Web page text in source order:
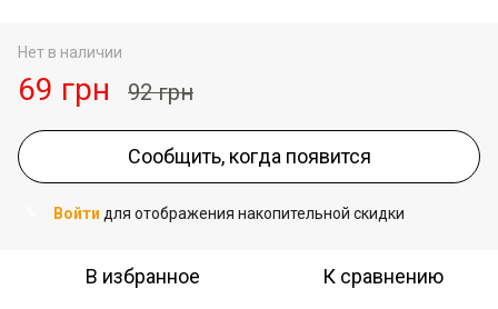
Нет в наличии
69 грн 92 грн
Сообщить, когда появится
Войти для отображения накопительной скидки
В избранное К сравнению